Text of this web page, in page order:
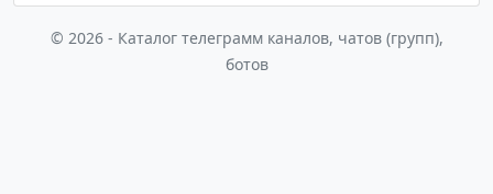
© 2026 - Каталог телеграмм каналов, чатов (групп),
ботов